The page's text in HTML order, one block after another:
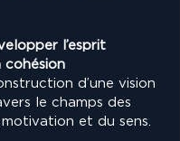
l’esprit
cohésion
d’une vision
le champs des
et du sens.